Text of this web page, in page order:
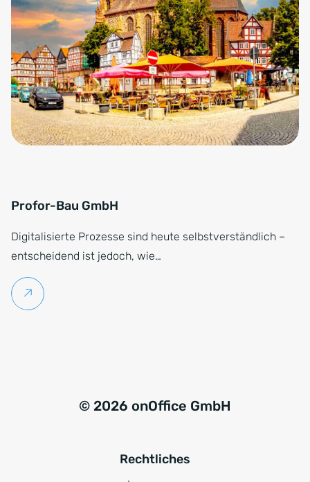
Profor-Bau GmbH
Digitalisierte Prozesse sind heute selbstverständlich –
entscheidend ist jedoch, wie…
Weiterlesen
© 2026 onOffice GmbH
Rechtliches